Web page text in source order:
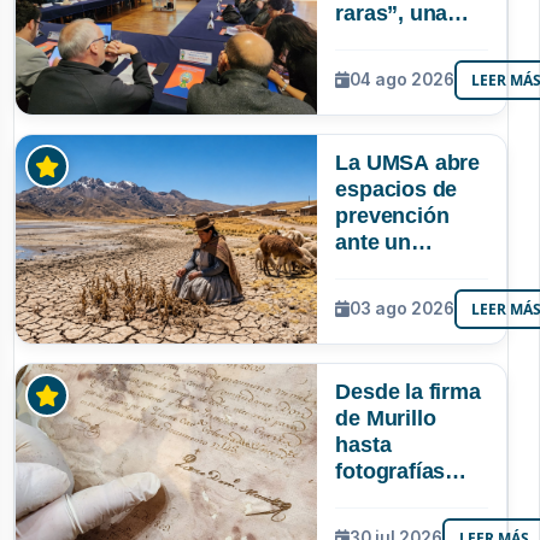
raras”, una
mineral que
Bolivia aún no
explora ni
04 ago 2026 LEER
La UMSA abre
espacios de
prevención
ante un
Niño que
podría superar
a los tres
Bolivia
03 ago 2026 LEER
Desde la firma
de Murillo
hasta
fotografías
UMSA